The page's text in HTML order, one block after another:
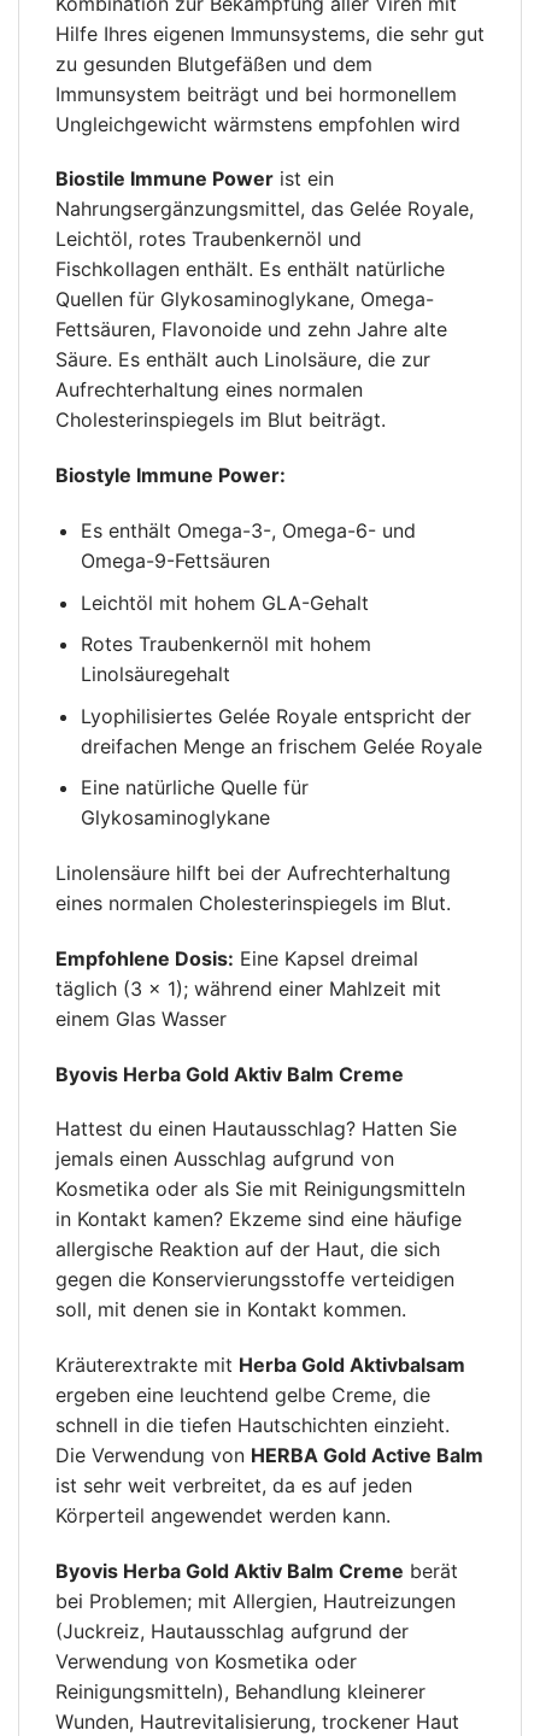
Hilfe Ihres eigenen Immunsystems, die sehr gut
zu gesunden Blutgefäßen und dem
Immunsystem beiträgt und bei hormonellem
Ungleichgewicht wärmstens empfohlen wird
Biostile Immune Power ist ein
Nahrungsergänzungsmittel, das Gelée Royale,
Leichtöl, rotes Traubenkernöl und
Fischkollagen enthält. Es enthält natürliche
Quellen für Glykosaminoglykane, Omega-
Fettsäuren, Flavonoide und zehn Jahre alte
Säure. Es enthält auch Linolsäure, die zur
Aufrechterhaltung eines normalen
Cholesterinspiegels im Blut beiträgt.
Biostyle Immune Power:
Es enthält Omega-3-, Omega-6- und
Omega-9-Fettsäuren
Leichtöl mit hohem GLA-Gehalt
Rotes Traubenkernöl mit hohem
Linolsäuregehalt
Lyophilisiertes Gelée Royale entspricht der
dreifachen Menge an frischem Gelée Royale
Eine natürliche Quelle für
Glykosaminoglykane
Linolensäure hilft bei der Aufrechterhaltung
eines normalen Cholesterinspiegels im Blut.
Empfohlene Dosis: Eine Kapsel dreimal
täglich (3 × 1); während einer Mahlzeit mit
einem Glas Wasser
Byovis Herba Gold Aktiv Balm Creme
Hattest du einen Hautausschlag? Hatten Sie
jemals einen Ausschlag aufgrund von
Kosmetika oder als Sie mit Reinigungsmitteln
in Kontakt kamen? Ekzeme sind eine häufige
allergische Reaktion auf der Haut, die sich
gegen die Konservierungsstoffe verteidigen
soll, mit denen sie in Kontakt kommen.
Kräuterextrakte mit Herba Gold Aktivbalsam
ergeben eine leuchtend gelbe Creme, die
schnell in die tiefen Hautschichten einzieht.
Die Verwendung von HERBA Gold Active Balm
ist sehr weit verbreitet, da es auf jeden
Körperteil angewendet werden kann.
Byovis Herba Gold Aktiv Balm Creme berät
bei Problemen; mit Allergien, Hautreizungen
(Juckreiz, Hautausschlag aufgrund der
Verwendung von Kosmetika oder
Reinigungsmitteln), Behandlung kleinerer
Wunden, Hautrevitalisierung, trockener Haut